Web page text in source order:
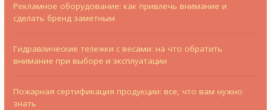
Рекламное оборудование: как привлечь внимание и
сделать бренд заметным
Гидравлические тележки с весами: на что обратить
внимание при выборе и эксплуатации
Пожарная сертификация продукции: все, что вам нужно
знать